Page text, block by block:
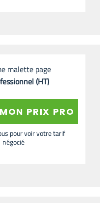
(HT)
PRIX PRO
pour voir votre tarif
négocié